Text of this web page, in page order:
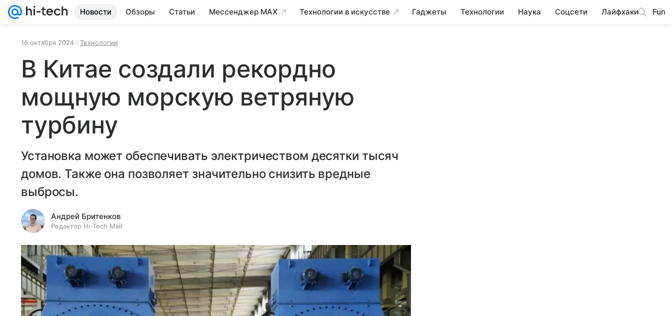
Новости Обзоры Статьи Мессенджер MAX Технологии в искусстве Гаджеты Технологии Наука Соцсети Лайфхаки Fun
16 октября 2024 Технологии
В Китае создали рекордно
мощную морскую ветряную
турбину
Установка может обеспечивать электричеством десятки тысяч
домов. Также она позволяет значительно снизить вредные
выбросы.
Андрей Бритенков
Редактор Hi-Tech Mail